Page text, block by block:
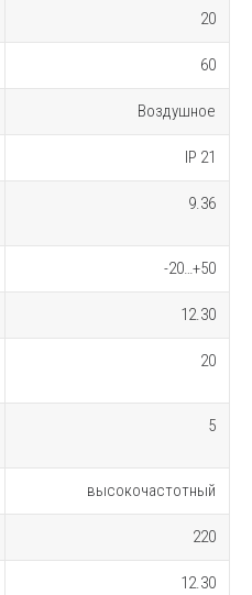
20
60
Воздушное
IP 21
9.36
-20…+50
12.30
20
5
высокочастотный
220
12.30